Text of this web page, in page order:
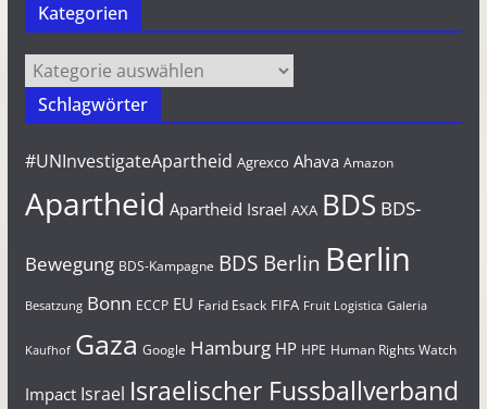
Kategorien
Kategorien
Schlagwörter
#UNInvestigateApartheid Agrexco Ahava Amazon
Apartheid Apartheid Israel AXA BDS BDS-
Bewegung BDS-Kampagne BDS Berlin Berlin
Besatzung Bonn ECCP EU Farid Esack FIFA Fruit Logistica Galeria
Kaufhof Gaza Google Hamburg HP HPE Human Rights Watch
Impact Israel Israelischer Fussballverband